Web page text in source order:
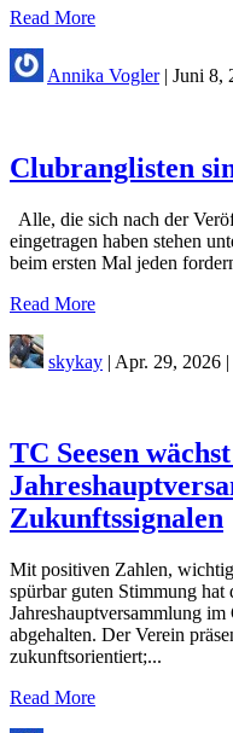
Read More
Annika Vogler| Juni 8,
Clubranglisten
Alle, die sich nach der
eingetragen haben stehen
beim ersten Mal jeden
Read More
skykay | Apr. 29, 2026 |
TC Seesen
Zukunftssignalen
Mit positiven Zahlen,
spürbar guten Stimmung hat
Jahreshauptversammlung
abgehalten. Der Verein
zukunftsorientiert;...
Read More